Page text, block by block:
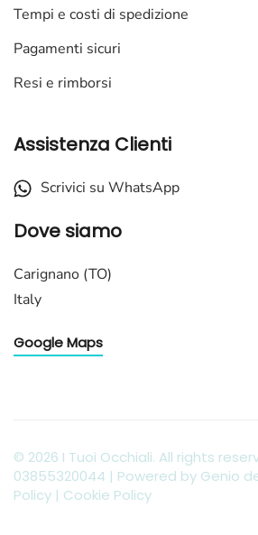
Tempi e costi di spedizione
Pagamenti sicuri
Resi e rimborsi
Assistenza Clienti
Scrivici su WhatsApp
Dove siamo
Carignano (TO)
Italy
Google Maps
© 2026 I Tuoi Occhiali. All rights
03855320044 | Powered by Genio
Policy | Cookie Policy